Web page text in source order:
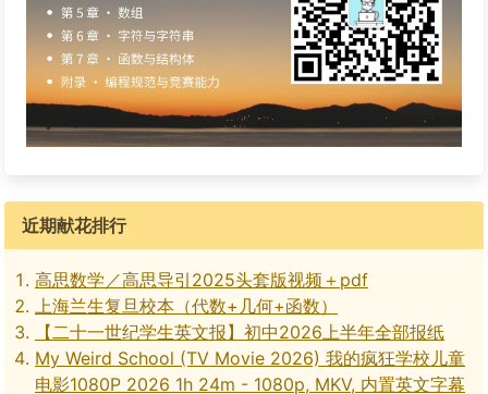
近期献花排行
高思数学／高思导引2025头套版视频＋pdf
上海兰生复旦校本（代数+几何+函数）
【二十一世纪学生英文报】初中2026上半年全部报纸
My Weird School (TV Movie 2026) 我的疯狂学校儿童
电影1080P 2026 1h 24m - 1080p, MKV, 内置英文字幕